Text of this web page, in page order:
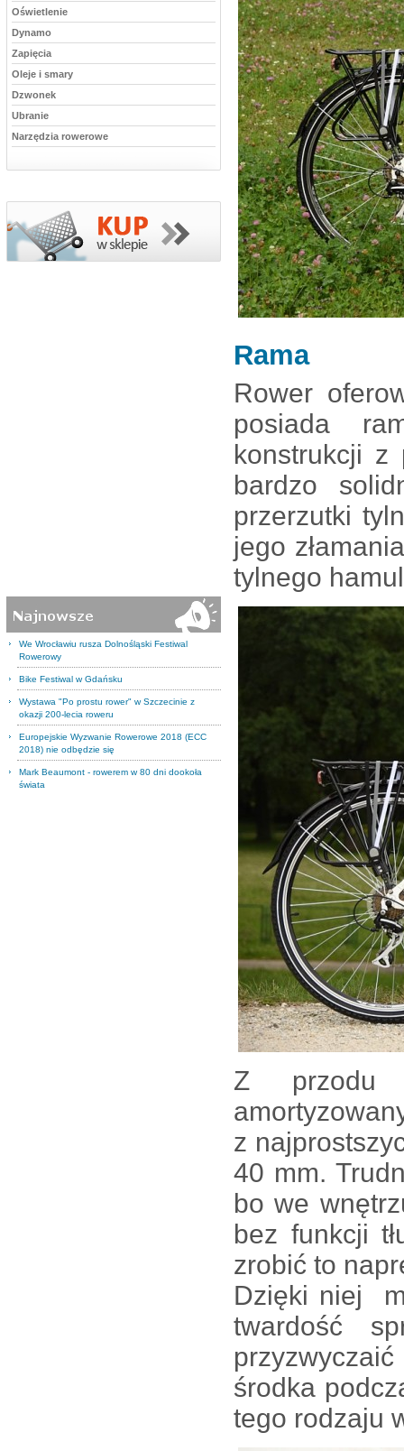
Oświetlenie
Dynamo
Zapięcia
Oleje i smary
Dzwonek
Ubranie
Narzędzia rowerowe
We Wrocławiu rusza Dolnośląski Festiwal
Rowerowy
Bike Festiwal w Gdańsku
Wystawa "Po prostu rower" w Szczecinie z
okazji 200-lecia roweru
Europejskie Wyzwanie Rowerowe 2018 (ECC
2018) nie odbędzie się
Mark Beaumont - rowerem w 80 dni dookoła
świata
Rama
Rower
posiada
konstrukcji
bardzo
przerzutki
jego
tylnego
Z przodu
z
40 mm.
bo we
bez funkcji
zrobić to
Dzięki niej
twardość
środka
tego rodzaju